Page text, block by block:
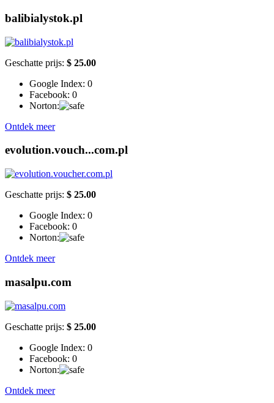
balibialystok.pl
Geschatte prijs: $ 25.00
Google Index: 0
Facebook: 0
Norton:
Ontdek meer
evolution.vouch...com.pl
Geschatte prijs: $ 25.00
Google Index: 0
Facebook: 0
Norton:
Ontdek meer
masalpu.com
Geschatte prijs: $ 25.00
Google Index: 0
Facebook: 0
Norton:
Ontdek meer